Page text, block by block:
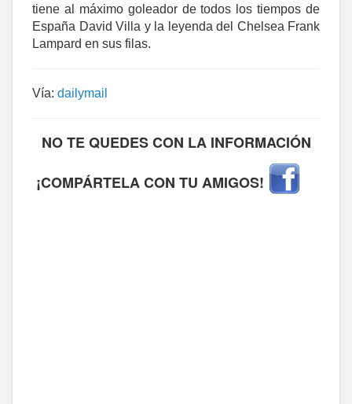
tiene al máximo goleador de todos los tiempos de
España David Villa y la leyenda del Chelsea Frank
Lampard en sus filas.
Vía: dailymail
NO TE QUEDES CON LA INFORMACIÓN
¡COMPÁRTELA CON TU AMIGOS!